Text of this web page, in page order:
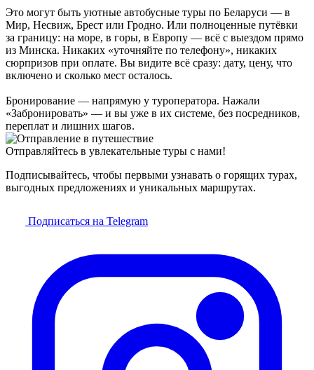
Это могут быть уютные автобусные туры по Беларуси — в
Мир, Несвиж, Брест или Гродно. Или полноценные путёвки
за границу: на море, в горы, в Европу — всё с выездом прямо
из Минска. Никаких «уточняйте по телефону», никаких
сюрпризов при оплате. Вы видите всё сразу: дату, цену, что
включено и сколько мест осталось.
Бронирование — напрямую у туроператора. Нажали
«Забронировать» — и вы уже в их системе, без посредников,
переплат и лишних шагов.
Отправляйтесь в увлекательные туры с нами!
Подписывайтесь, чтобы первыми узнавать о горящих турах,
выгодных предложениях и уникальных маршрутах.
Подписаться на Telegram